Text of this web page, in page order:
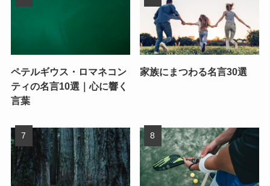
ペテルギウス・ロマネコン
ティの名言10選｜心に響く
言葉
家族にまつわる名言30選